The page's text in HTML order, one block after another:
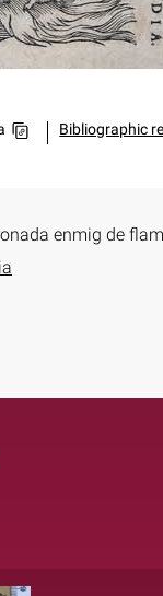
Bibliographic
enmig de